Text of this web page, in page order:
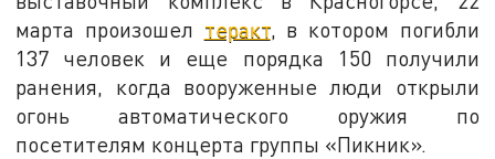
марта произошел теракт, в котором погибли
137 человек и еще порядка 150 получили
ранения, когда вооруженные люди открыли
огонь автоматического оружия по
посетителям концерта группы «Пикник».